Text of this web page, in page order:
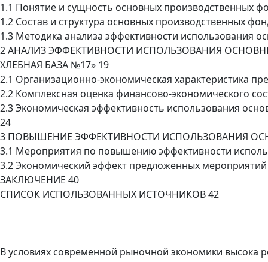
1.1 Понятие и сущность основных производственных
1.2 Состав и структура основных производственных
1.3 Методика анализа эффективности использования
2 АНАЛИЗ ЭФФЕКТИВНОСТИ ИСПОЛЬЗОВАНИЯ
ХЛЕБНАЯ БАЗА №17» 19
2.1 Организационно-экономическая характеристика
2.2 Комплексная оценка финансово-экономического
2.3 Экономическая эффективность использования
24
3 ПОВЫШЕНИЕ ЭФФЕКТИВНОСТИ ИСПОЛЬЗОВАНИЯ
3.1 Мероприятия по повышению эффективности
3.2 Экономический эффект предложенных
ЗАКЛЮЧЕНИЕ 40
СПИСОК ИСПОЛЬЗОВАННЫХ ИСТОЧНИКОВ 42
В условиях современной рыночной экономики высока